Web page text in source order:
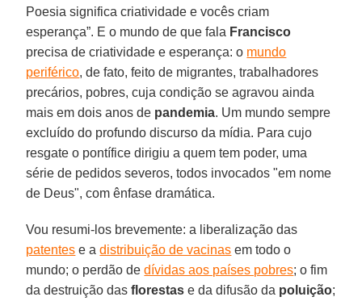
Poesia significa criatividade e vocês criam
esperança”. E o mundo de que fala Francisco
precisa de criatividade e esperança: o mundo
periférico, de fato, feito de migrantes, trabalhadores
precários, pobres, cuja condição se agravou ainda
mais em dois anos de pandemia. Um mundo sempre
excluído do profundo discurso da mídia. Para cujo
resgate o pontífice dirigiu a quem tem poder, uma
série de pedidos severos, todos invocados "em nome
de Deus", com ênfase dramática.
Vou resumi-los brevemente: a liberalização das
patentes e adistribuição de vacinas em todo o
mundo; o perdão dedívidas aos países pobres; o fim
da destruição dasflorestas e da difusão da poluição;